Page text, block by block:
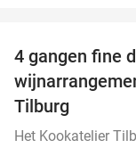
4 gangen fine
Tilburg
Het Kookatelier